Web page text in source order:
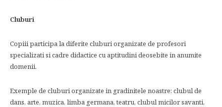
Cluburi
Copiii participa la diferite cluburi organizate de profesori
specializati si cadre didactice cu aptitudini deosebite in anumite
domenii.
Exemple de cluburi organizate in gradinitele noastre: clubul de
dans, arte, muzica, limba germana, teatru, clubul micilor savanti,